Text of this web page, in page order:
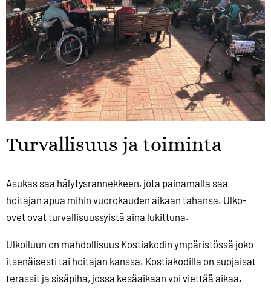
Turvallisuus ja toiminta
Asukas saa hälytysrannekkeen, jota painamalla saa
hoitajan apua mihin vuorokauden aikaan tahansa. Ulko-
ovet ovat turvallisuussyistä aina lukittuna.
Ulkoiluun on mahdollisuus Kostiakodin ympäristössä joko
itsenäisesti tai hoitajan kanssa. Kostiakodilla on suojaisat
terassit ja sisäpiha, jossa kesäaikaan voi viettää aikaa.